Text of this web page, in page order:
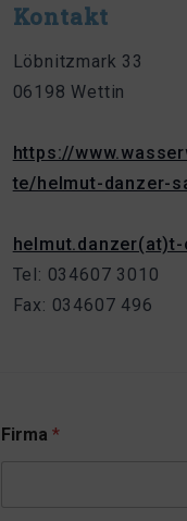
Kontakt
Löbnitzmark 33
06198 Wettin
https://
te/helmut-danzer-
Tel: 034607 3010
Fax: 034607 496
Firma *